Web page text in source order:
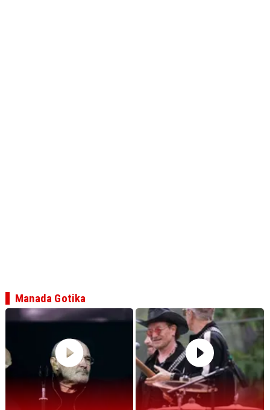
Manada Gotika